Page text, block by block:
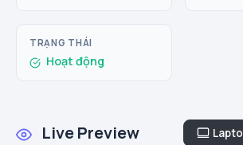
TRẠNG THÁI
Hoạt động
Live Preview